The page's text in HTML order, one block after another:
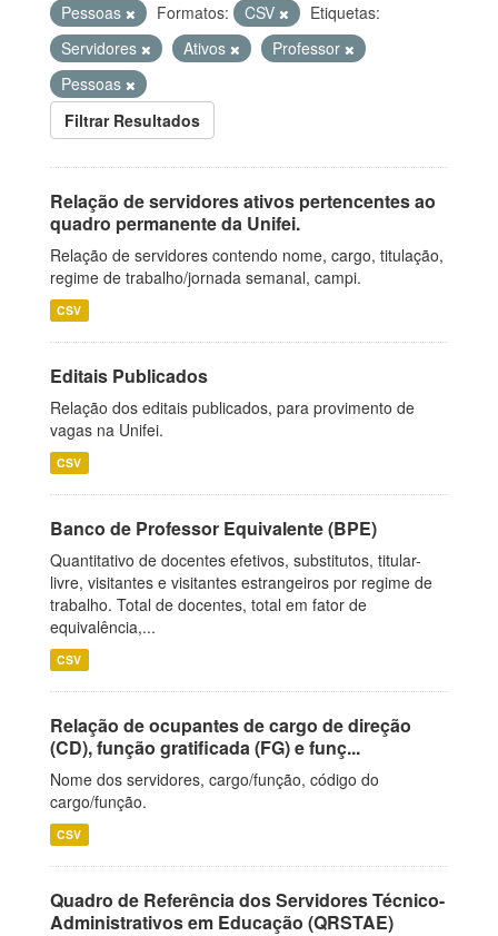
Pessoas
Formatos: CSV
Etiquetas:
Servidores
Ativos
Professor
Pessoas
Filtrar Resultados
Relação de servidores ativos pertencentes ao
quadro permanente da Unifei.
Relação de servidores contendo nome, cargo, titulação,
regime de trabalho/jornada semanal, campi.
CSV
Editais Publicados
Relação dos editais publicados, para provimento de
vagas na Unifei.
CSV
Banco de Professor Equivalente (BPE)
Quantitativo de docentes efetivos, substitutos, titular-
livre, visitantes e visitantes estrangeiros por regime de
trabalho. Total de docentes, total em fator de
equivalência,...
CSV
Relação de ocupantes de cargo de direção
(CD), função gratificada (FG) e funç...
Nome dos servidores, cargo/função, código do
cargo/função.
CSV
Quadro de Referência dos Servidores Técnico-
Administrativos em Educação (QRSTAE)